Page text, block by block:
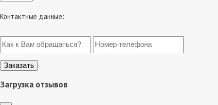
Контактные данные:
Загрузка отзывов